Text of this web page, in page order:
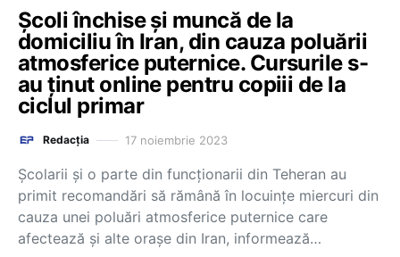
Școli închise și muncă de la
domiciliu în Iran, din cauza poluării
atmosferice puternice. Cursurile s-
au ținut online pentru copiii de la
ciclul primar
Redacția 17 noiembrie 2023
Şcolarii şi o parte din funcţionarii din Teheran au
primit recomandări să rămână în locuinţe miercuri din
cauza unei poluări atmosferice puternice care
afectează şi alte oraşe din Iran, informează…